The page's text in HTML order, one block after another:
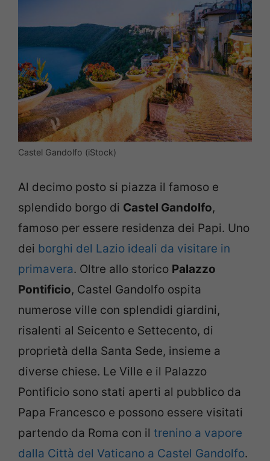
Castel Gandolfo (iStock)
Al decimo posto si piazza il famoso e
splendido borgo di Castel Gandolfo,
famoso per essere residenza dei Papi. Uno
dei borghi del Lazio ideali da visitare in
primavera. Oltre allo storico Palazzo
Pontificio, Castel Gandolfo ospita
numerose ville con splendidi giardini,
risalenti al Seicento e Settecento, di
proprietà della Santa Sede, insieme a
diverse chiese. Le Ville e il Palazzo
Pontificio sono stati aperti al pubblico da
Papa Francesco e possono essere visitati
partendo da Roma con il trenino a vapore
dalla Città del Vaticano a Castel Gandolfo.